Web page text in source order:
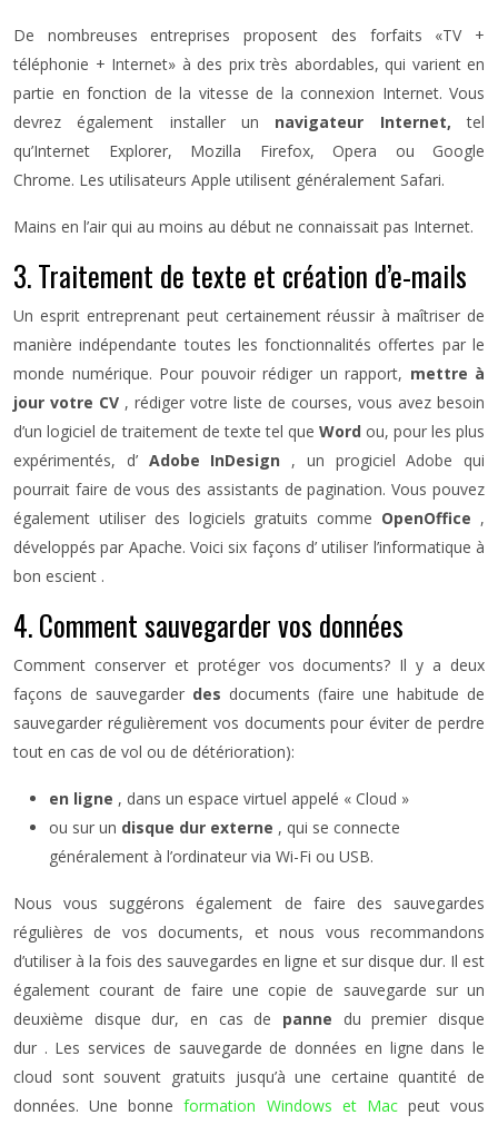
De nombreuses entreprises proposent des forfaits «TV +
téléphonie + Internet» à des prix très abordables, qui varient en
partie en fonction de la vitesse de la connexion Internet. Vous
devrez également installer un navigateur Internet, tel
qu’Internet Explorer, Mozilla Firefox, Opera ou Google
Chrome. Les utilisateurs Apple utilisent généralement Safari.
Mains en l’air qui au moins au début ne connaissait pas Internet.
3. Traitement de texte et création d’e-mails
Un esprit entreprenant peut certainement réussir à maîtriser de
manière indépendante toutes les fonctionnalités offertes par le
monde numérique. Pour pouvoir rédiger un rapport, mettre à
jour votre CV , rédiger votre liste de courses, vous avez besoin
d’un logiciel de traitement de texte tel que Word ou, pour les plus
expérimentés, d’ Adobe InDesign , un progiciel Adobe qui
pourrait faire de vous des assistants de pagination. Vous pouvez
également utiliser des logiciels gratuits comme OpenOffice ,
développés par Apache. Voici six façons d’ utiliser l’informatique à
bon escient .
4. Comment sauvegarder vos données
Comment conserver et protéger vos documents? Il y a deux
façons de sauvegarder des documents (faire une habitude de
sauvegarder régulièrement vos documents pour éviter de perdre
tout en cas de vol ou de détérioration):
en ligne , dans un espace virtuel appelé « Cloud »
ou sur un disque dur externe , qui se connecte
généralement à l’ordinateur via Wi-Fi ou USB.
Nous vous suggérons également de faire des sauvegardes
régulières de vos documents, et nous vous recommandons
d’utiliser à la fois des sauvegardes en ligne et sur disque dur. Il est
également courant de faire une copie de sauvegarde sur un
deuxième disque dur, en cas de panne du premier disque
dur . Les services de sauvegarde de données en ligne dans le
cloud sont souvent gratuits jusqu’à une certaine quantité de
données. Une bonneformation Windows et Macpeut vous